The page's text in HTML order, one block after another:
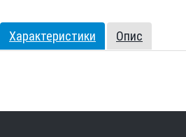
Характеристики Опис